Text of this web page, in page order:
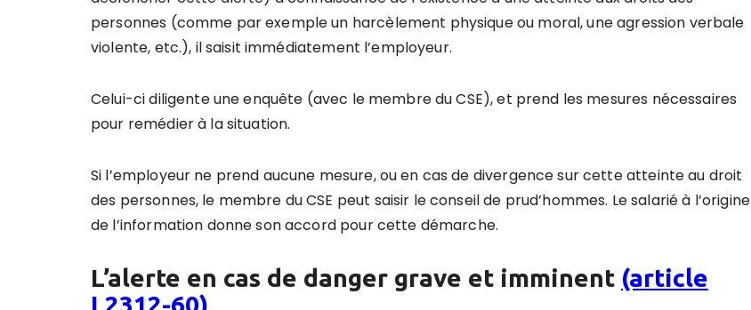
personnes (comme par exemple un harcèlement physique ou moral, une agression verbale
violente, etc.), il saisit immédiatement l’employeur.
Celui-ci diligente une enquête (avec le membre du CSE), et prend les mesures nécessaires
pour remédier à la situation.
Si l’employeur ne prend aucune mesure, ou en cas de divergence sur cette atteinte au droit
des personnes, le membre du CSE peut saisir le conseil de prud’hommes. Le salarié à l’origine
de l’information donne son accord pour cette démarche.
L’alerte en cas de danger grave et imminent (article
L2312-60)